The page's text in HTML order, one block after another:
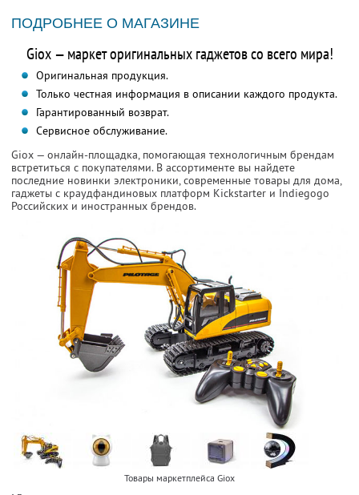
ПОДРОБНЕЕ О МАГАЗИНЕ
Giox — маркет оригинальных гаджетов со всего мира!
Оригинальная продукция.
Только честная информация в описании каждого продукта.
Гарантированный возврат.
Сервисное обслуживание.
Giox — онлайн-площадка, помогающая технологичным брендам
встретиться с покупателями. В ассортименте вы найдете
последние новинки электроники, современные товары для дома,
гаджеты с краудфандиновых платформ Kickstarter и Indiegogo
Российских и иностранных брендов.
Товары маркетплейса Giox